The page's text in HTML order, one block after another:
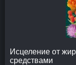
Исцеление от
средствами